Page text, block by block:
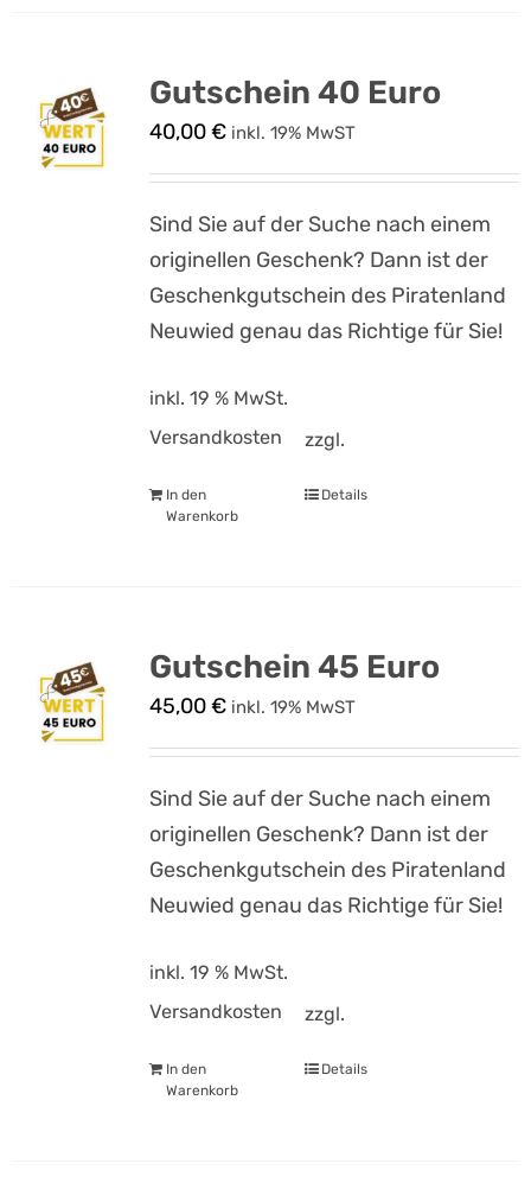
Gutschein 40 Euro
40,00€ inkl. 19% MwST
Sind Sie auf der Suche nach einem
originellen Geschenk? Dann ist der
Geschenkgutschein des Piratenland
Neuwied genau das Richtige für Sie!
inkl. 19 % MwSt.
zzgl.
Versandkosten
In den
Warenkorb
Details
Gutschein 45 Euro
45,00€ inkl. 19% MwST
Sind Sie auf der Suche nach einem
originellen Geschenk? Dann ist der
Geschenkgutschein des Piratenland
Neuwied genau das Richtige für Sie!
inkl. 19 % MwSt.
zzgl.
Versandkosten
In den
Warenkorb
Details